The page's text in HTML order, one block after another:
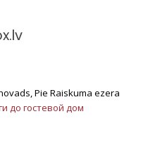
Pie Raiskuma ezera
до гостевой дом